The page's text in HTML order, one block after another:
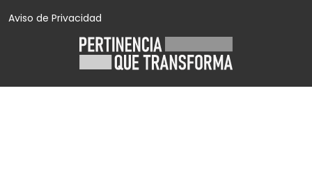
Aviso de Privacidad